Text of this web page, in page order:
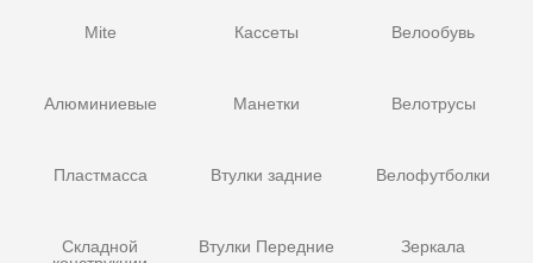
Mite
Алюминиевые
Пластмасса
Складной
Кассеты
Манетки
Втулки задние
Втулки Передние
Велообувь
Велотрусы
Велофутболки
Зеркала